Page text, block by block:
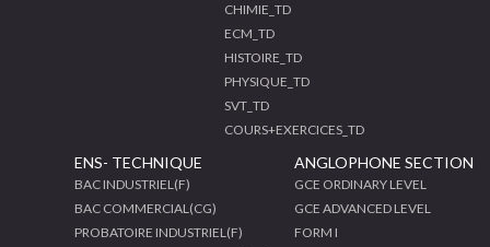
CHIMIE_TD
ECM_TD
HISTOIRE_TD
PHYSIQUE_TD
SVT_TD
COURS+EXERCICES_TD
ENS- TECHNIQUE
BAC INDUSTRIEL(F)
BAC COMMERCIAL(CG)
PROBATOIRE INDUSTRIEL(F)
ANGLOPHONE SECTION
GCE ORDINARY LEVEL
GCE ADVANCED LEVEL
FORM I